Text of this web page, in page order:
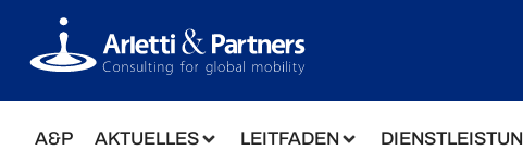
A&P AKTUELLES LEITFADEN